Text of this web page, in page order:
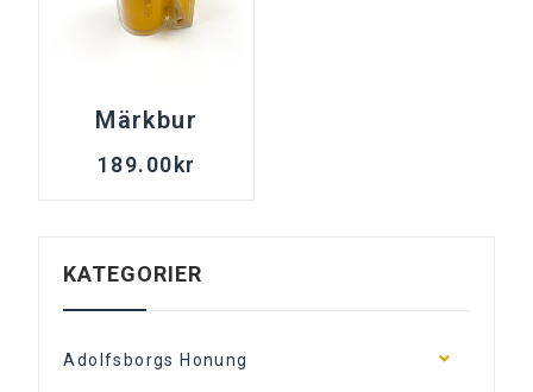
Märkbur
189.00 kr
KATEGORIER
Adolfsborgs Honung